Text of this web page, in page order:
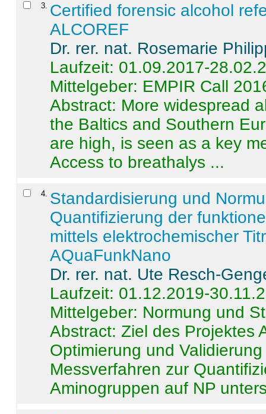
3 Certified forensic alcohol
ALCOREF
Dr. rer. nat. Rosemarie
Laufzeit: 01.09.2017-
Mittelgeber: EMPIR Call
Abstract: More widespread
the Baltics and Southern
are high, is seen as a key
Access to breathalys ...
4 Standardisierung und
Quantifizierung der
mittels elektrochemischer
AQuaFunkNano
Dr. rer. nat. Ute Resch-
Laufzeit: 01.12.2019-
Mittelgeber: Normung und
Abstract:Ziel des Projektes
Optimierung und
Messverfahren zur
Aminogruppen auf NP